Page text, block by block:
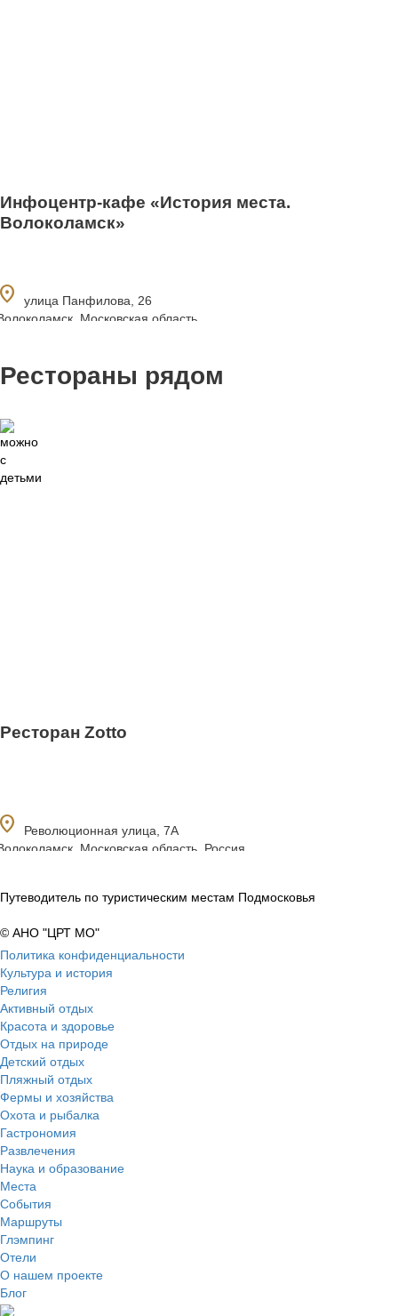
Инфоцентр‑кафе «История места.
Волоколамск»
улица Панфилова, 26
Московская область.
Рестораны рядом
Ресторан Zotto
Революционная улица, 7А
Московская область, Россия
Путеводитель по туристическим местам Подмосковья
© АНО "ЦРТ МО"
Политика конфиденциальности
Культура и история
Религия
Активный отдых
Красота и здоровье
Отдых на природе
Детский отдых
Пляжный отдых
Фермы и хозяйства
Охота и рыбалка
Гастрономия
Развлечения
Наука и образование
Места
События
Маршруты
Глэмпинг
Отели
О нашем проекте
Блог